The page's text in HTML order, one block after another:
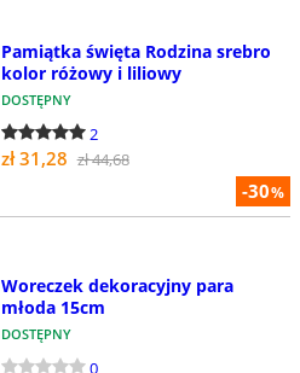
-30%
Pamiątka święta Rodzina srebro
kolor różowy i liliowy
DOSTĘPNY
2
zł 31,28 zł 44,68
Woreczek dekoracyjny para
młoda 15cm
DOSTĘPNY
0